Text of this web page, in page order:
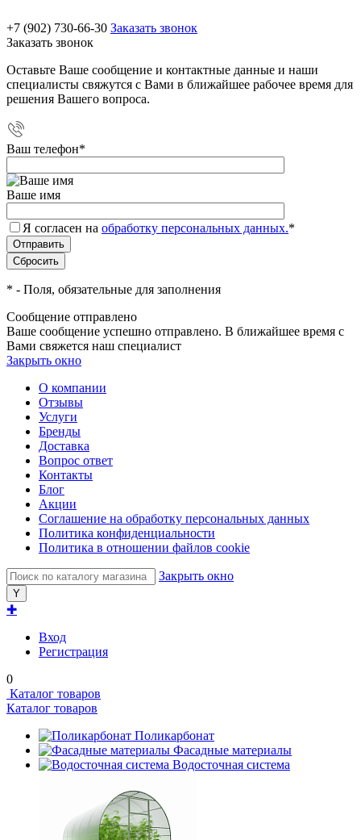
+7 (902) 730-66-30 Заказать звонок
Заказать звонок
Оставьте Ваше сообщение и контактные данные и наши
специалисты свяжутся с Вами в ближайшее рабочее время для
решения Вашего вопроса.
Ваш телефон*
Ваше имя
Я согласен на обработку персональных данных.*
* - Поля, обязательные для заполнения
Сообщение отправлено
Ваше сообщение успешно отправлено. В ближайшее время с
Вами свяжется наш специалист
Закрыть окно
О компании
Отзывы
Услуги
Бренды
Доставка
Вопрос ответ
Контакты
Блог
Акции
Соглашение на обработку персональных данных
Политика конфиденциальности
Политика в отношении файлов cookie
Закрыть окно
✚
Вход
Регистрация
0
Каталог товаров
Каталог товаров
Поликарбонат
Фасадные материалы
Водосточная система